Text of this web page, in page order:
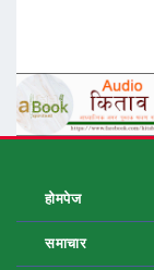
होमपेज
समाचार